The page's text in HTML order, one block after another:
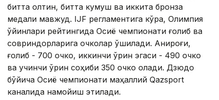
битта олтин, битта кумуш ва иккита бронза
медали мавжуд. IJF регламентига кўра, Олимпия
ўйинлари рейтингида Осиё чемпионати ғолиб ва ​​
совриндорларига очколар қўшилади. Аниқроғи,
ғолиб - 700 очко, иккинчи ўрин эгаси - 490 очко
ва учинчи ўрин соҳиби 350 очко олади. Дзюдо
бўйича Осиё чемпионати маҳаллий Qazsport
каналида намойиш этилади.